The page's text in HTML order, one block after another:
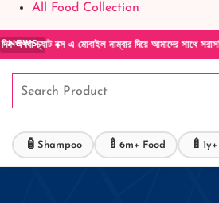
All Food Collection
NEWSএ মোবাইল নাম্বার দিয়ে আমাদের সাথে সরাসরি
🧴 Shampoo 🍼 6m+ Food 🍼